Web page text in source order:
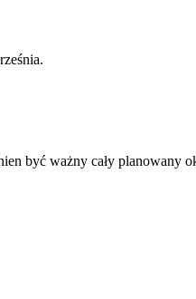
być ważny cały planowany